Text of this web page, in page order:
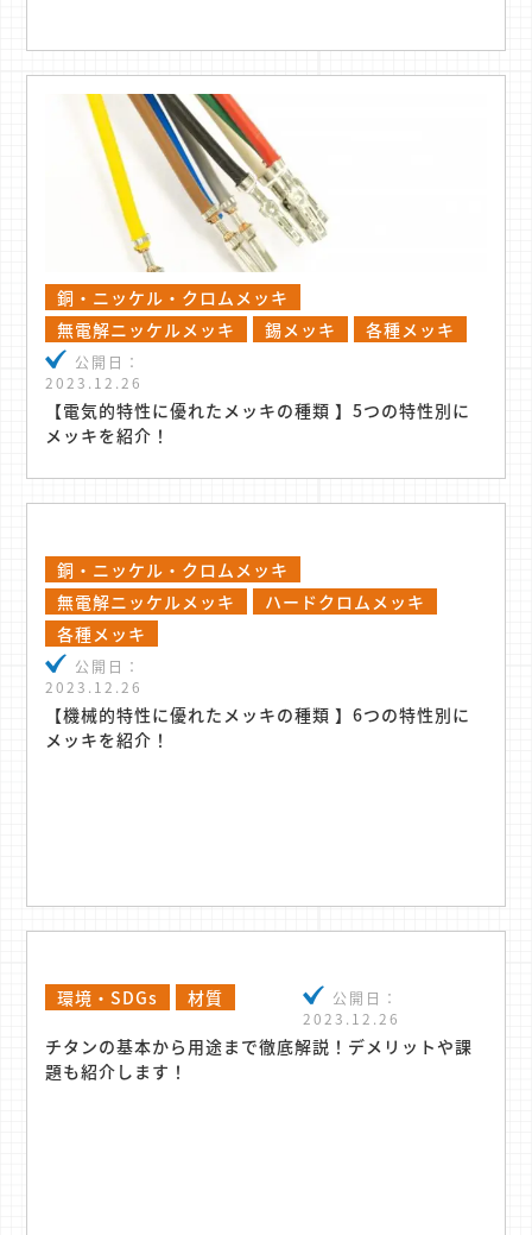
銅・ニッケル・クロムメッキ
無電解ニッケルメッキ
錫メッキ 各種メッキ
公開日：
2023.12.26
【電気的特性に優れたメッキの種類 】5つの特性別に
メッキを紹介！
銅・ニッケル・クロムメッキ
無電解ニッケルメッキ
ハードクロムメッキ
各種メッキ
公開日：
2023.12.26
【機械的特性に優れたメッキの種類 】6つの特性別に
メッキを紹介！
環境・SDGs 材質
公開日：
2023.12.26
チタンの基本から用途まで徹底解説！デメリットや課
題も紹介します！